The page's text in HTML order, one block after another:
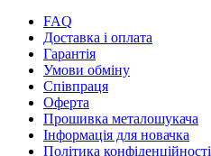
FAQ
Доставка і оплата
Гарантія
Умови обміну
Співпраця
Оферта
Прошивка металошукача
Інформація для новачка
Політика конфіденційності